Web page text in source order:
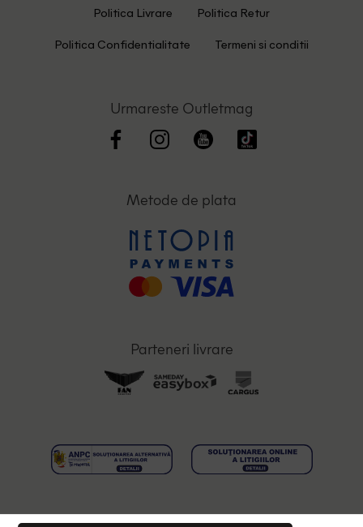
Politica Livrare Politica Retur
Politica Confidentialitate Termeni si conditii
Urmareste Outletmag
Metode de plata
Parteneri livrare